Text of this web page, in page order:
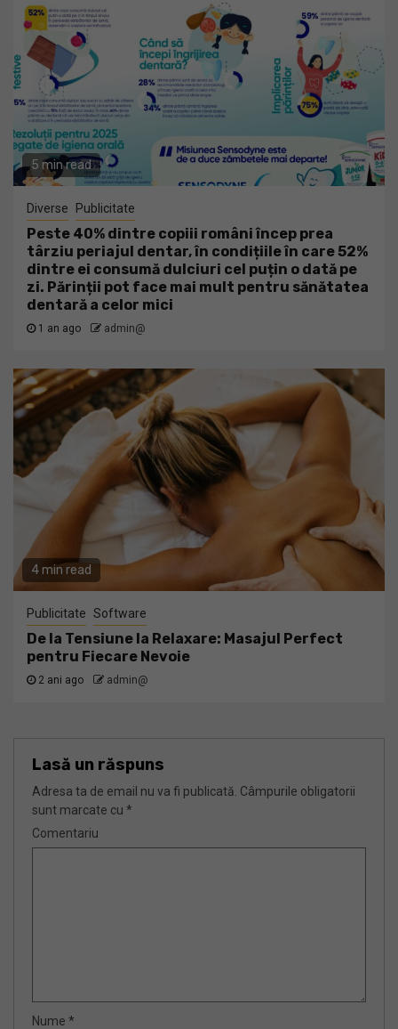
5 min read
Diverse Publicitate
Peste 40% dintre copiii români încep prea
târziu periajul dentar, în condițiile în care 52%
dintre ei consumă dulciuri cel puțin o dată pe
zi. Părinții pot face mai mult pentru sănătatea
dentară a celor mici
1 an ago admin@
4 min read
Publicitate Software
De la Tensiune la Relaxare: Masajul Perfect
pentru Fiecare Nevoie
2 ani ago admin@
Lasă un răspuns
Adresa ta de email nu va fi publicată. Câmpurile obligatorii
sunt marcate cu *
Comentariu
Nume *